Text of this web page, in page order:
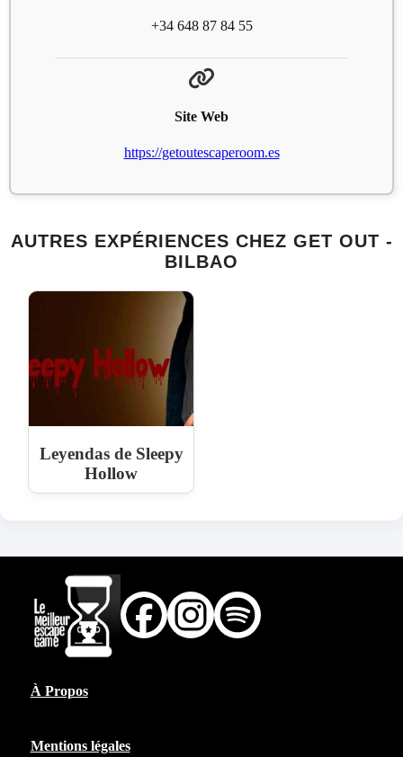
+34 648 87 84 55
Site Web
https://getoutescaperoom.es
AUTRES EXPÉRIENCES CHEZ GET OUT -
BILBAO
Leyendas de Sleepy
Hollow
À Propos
Mentions légales